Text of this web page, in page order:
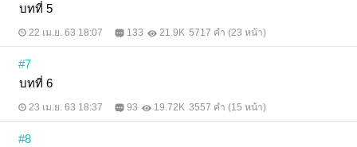
บทที่ 5
22 เม.ย. 63 18:07 133 21.9K 5717 คำ (23 หน้า)
#7
บทที่ 6
23 เม.ย. 63 18:37 93 19.72K 3557 คำ (15 หน้า)
#8